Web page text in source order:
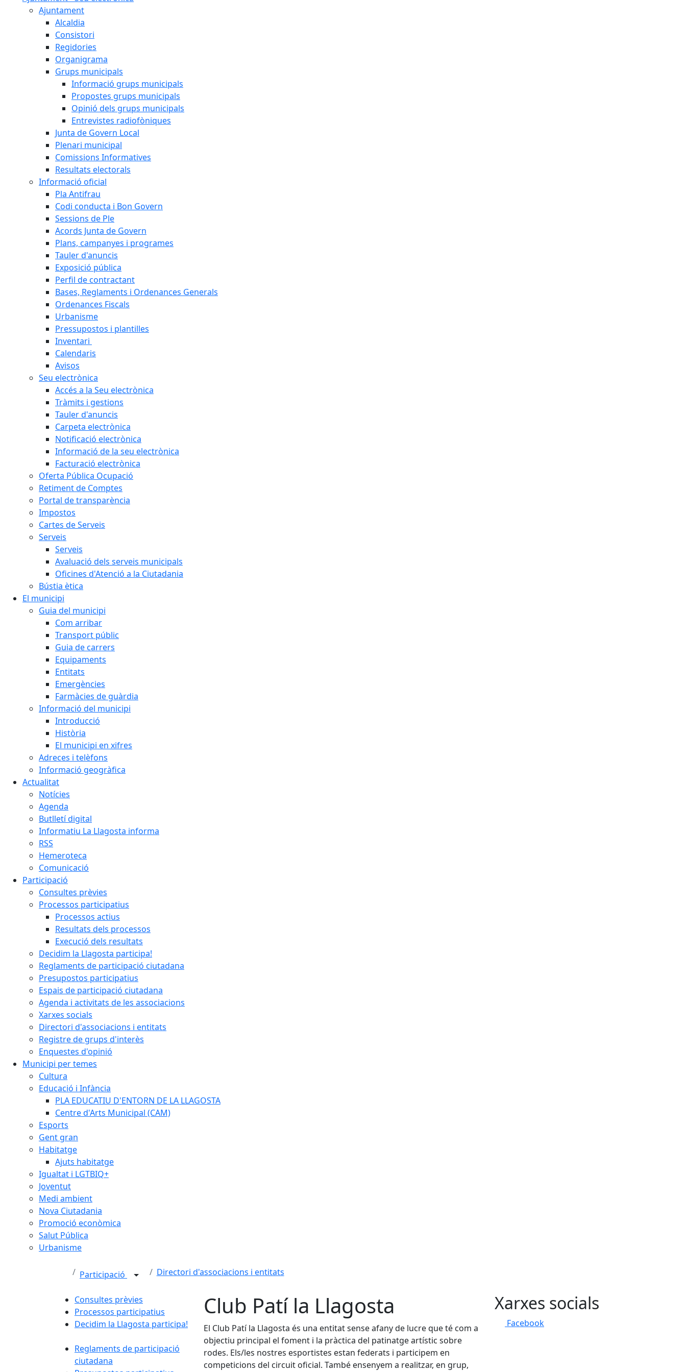
Ajuntament
Alcaldia
Consistori
Regidories
Organigrama
Grups municipals
Informació grups municipals
Propostes grups municipals
Opinió dels grups municipals
Entrevistes radiofòniques
Junta de Govern Local
Plenari municipal
Comissions Informatives
Resultats electorals
Informació oficial
Pla Antifrau
Codi conducta i Bon Govern
Sessions de Ple
Acords Junta de Govern
Plans, campanyes i programes
Tauler d'anuncis
Exposició pública
Perfil de contractant
Bases, Reglaments i Ordenances Generals
Ordenances Fiscals
Urbanisme
Pressupostos i plantilles
Inventari
Calendaris
Avisos
Seu electrònica
Accés a la Seu electrònica
Tràmits i gestions
Tauler d'anuncis
Carpeta electrònica
Notificació electrònica
Informació de la seu electrònica
Facturació electrònica
Oferta Pública Ocupació
Retiment de Comptes
Portal de transparència
Impostos
Cartes de Serveis
Serveis
Serveis
Avaluació dels serveis municipals
Oficines d'Atenció a la Ciutadania
Bústia ètica
El municipi
Guia del municipi
Com arribar
Transport públic
Guia de carrers
Equipaments
Entitats
Emergències
Farmàcies de guàrdia
Informació del municipi
Introducció
Història
El municipi en xifres
Adreces i telèfons
Informació geogràfica
Actualitat
Notícies
Agenda
Butlletí digital
Informatiu La Llagosta informa
RSS
Hemeroteca
Comunicació
Participació
Consultes prèvies
Processos participatius
Processos actius
Resultats dels processos
Execució dels resultats
Decidim la Llagosta participa!
Reglaments de participació ciutadana
Presupostos participatius
Espais de participació ciutadana
Agenda i activitats de les associacions
Xarxes socials
Directori d'associacions i entitats
Registre de grups d'interès
Enquestes d'opinió
Municipi per temes
Cultura
Educació i Infància
PLA EDUCATIU D'ENTORN DE LA LLAGOSTA
Centre d'Arts Municipal (CAM)
Esports
Gent gran
Habitatge
Ajuts habitatge
Igualtat i LGTBIQ+
Joventut
Medi ambient
Nova Ciutadania
Promoció econòmica
Salut Pública
Urbanisme
Participació Directori d'associacions i entitats
Consultes prèvies
Processos participatius
Decidim la Llagosta participa!
Reglaments de participació
ciutadana
Club Patí la Llagosta
El Club Patí la Llagosta és una entitat sense afany de lucre que té com a
objectiu principal el foment i la pràctica del patinatge artístic sobre
rodes. Els/les nostres esportistes estan federats i participem en
competicions del circuit oficial. També ensenyem a realitzar, en grup,
Xarxes socials
Facebook